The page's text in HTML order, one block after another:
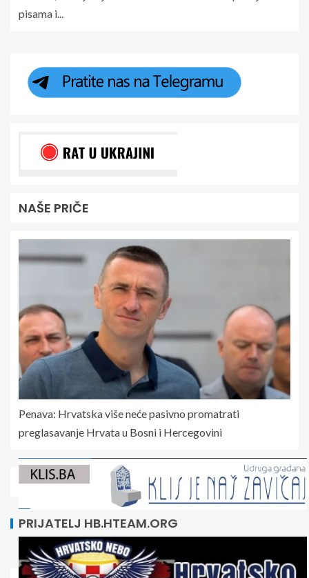
pisama i...
NAŠE PRIČE
Penava: Hrvatska više neće pasivno promatrati
preglasavanje Hrvata u Bosni i Hercegovini
PRIJATELJ HB.HTEAM.ORG